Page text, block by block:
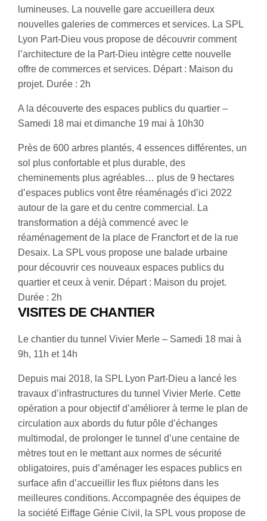
lumineuses. La nouvelle gare accueillera deux
nouvelles galeries de commerces et services. La SPL
Lyon Part-Dieu vous propose de découvrir comment
l’architecture de la Part-Dieu intègre cette nouvelle
offre de commerces et services. Départ : Maison du
projet. Durée : 2h
A la découverte des espaces publics du quartier –
Samedi 18 mai et dimanche 19 mai à 10h30
Près de 600 arbres plantés, 4 essences différentes, un
sol plus confortable et plus durable, des
cheminements plus agréables… plus de 9 hectares
d’espaces publics vont être réaménagés d’ici 2022
autour de la gare et du centre commercial. La
transformation a déjà commencé avec le
réaménagement de la place de Francfort et de la rue
Desaix. La SPL vous propose une balade urbaine
pour découvrir ces nouveaux espaces publics du
quartier et ceux à venir. Départ : Maison du projet.
Durée : 2h
VISITES DE CHANTIER
Le chantier du tunnel Vivier Merle – Samedi 18 mai à
9h, 11h et 14h
Depuis mai 2018, la SPL Lyon Part-Dieu a lancé les
travaux d’infrastructures du tunnel Vivier Merle. Cette
opération a pour objectif d’améliorer à terme le plan de
circulation aux abords du futur pôle d’échanges
multimodal, de prolonger le tunnel d’une centaine de
mètres tout en le mettant aux normes de sécurité
obligatoires, puis d’aménager les espaces publics en
surface afin d’accueillir les flux piétons dans les
meilleures conditions. Accompagnée des équipes de
la société Eiffage Génie Civil, la SPL vous propose de